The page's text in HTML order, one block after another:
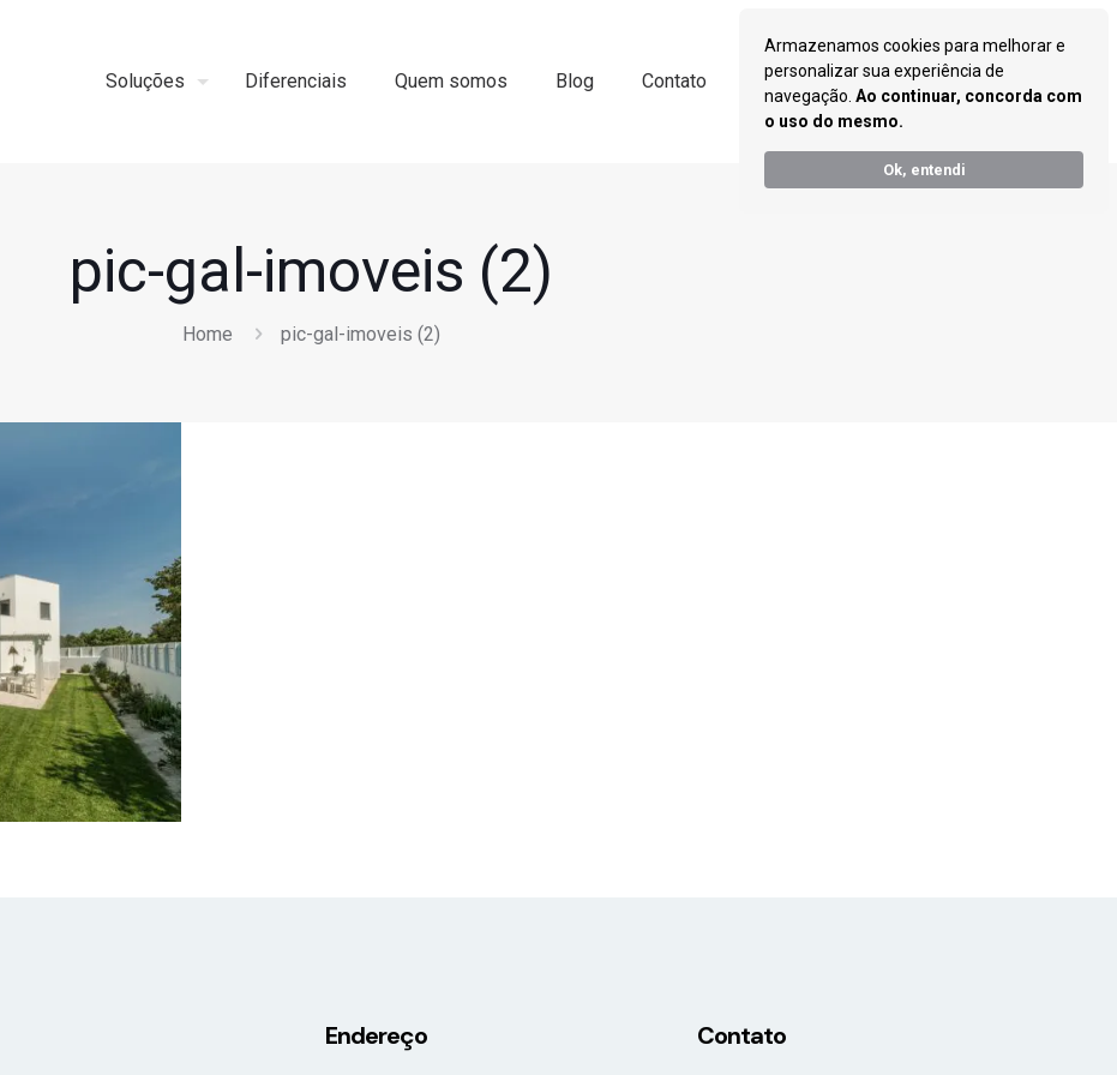
Armazenamos cookies para melhorar e
personalizar sua experiência de
navegação. Ao continuar, concorda com
o uso do mesmo.
Ok, entendi
Soluções Diferenciais Quem somos Blog Contato Espaço do Cliente
pic-gal-imoveis (2)
Home pic-gal-imoveis (2)
Endereço Contato